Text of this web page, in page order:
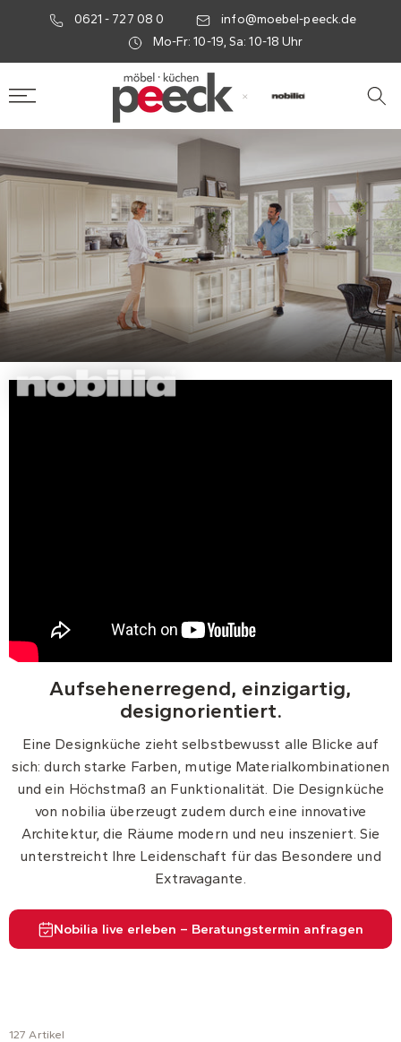
0621 - 727 08 0
info@moebel-peeck.de
Mo-Fr: 10-19, Sa: 10-18 Uhr
×
Nobilia Küchen bei Möbel-
Aufsehenerregend, einzigartig,
designorientiert.
Eine Designküche zieht selbstbewusst alle Blicke auf
sich: durch starke Farben, mutige Materialkombinationen
und ein Höchstmaß an Funktionalität. Die Designküche
von nobilia überzeugt zudem durch eine innovative
Architektur, die Räume modern und neu inszeniert. Sie
unterstreicht Ihre Leidenschaft für das Besondere und
Extravagante.
Nobilia live erleben – Beratungstermin anfragen
127 Artikel